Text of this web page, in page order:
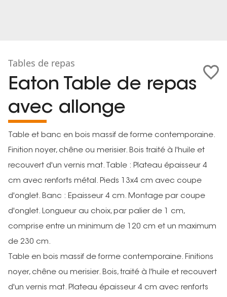
Tables de repas
Eaton Table de repas
avec allonge
Table et banc en bois massif de forme contemporaine.
Finition noyer, chêne ou merisier. Bois traité à l'huile et
recouvert d'un vernis mat. Table : Plateau épaisseur 4
cm avec renforts métal. Pieds 13x4 cm avec coupe
d'onglet. Banc : Epaisseur 4 cm. Montage par coupe
d'onglet. Longueur au choix, par palier de 1 cm,
comprise entre un minimum de 120 cm et un maximum
de 230 cm.
Table en bois massif de forme contemporaine. Finitions
noyer, chêne ou merisier. Bois, traité à l'huile et recouvert
d'un vernis mat. Plateau épaisseur 4 cm avec renforts